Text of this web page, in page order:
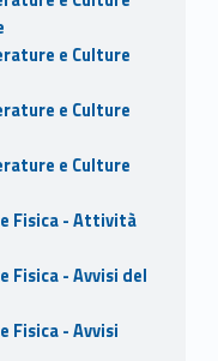
e Culture
e Culture
e Culture
Fisica - Attività
Fisica - Avvisi del
Fisica - Avvisi